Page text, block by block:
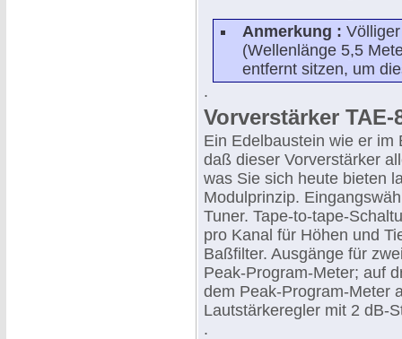
Anmerkung :
(Wellenlänge 5,5
entfernt sitzen, um
.
Vorverstärker TAE-
Ein Edelbaustein wie er im
daß dieser Vorverstärker
was Sie sich heute bieten
Modulprinzip.
Tuner. Tape-to-tape-
pro Kanal für Höhen und
Baßfilter. Ausgänge für
Peak-Program-Meter; auf
dem Peak-Program-Meter
Lautstärkeregler mit 2 dB-
.